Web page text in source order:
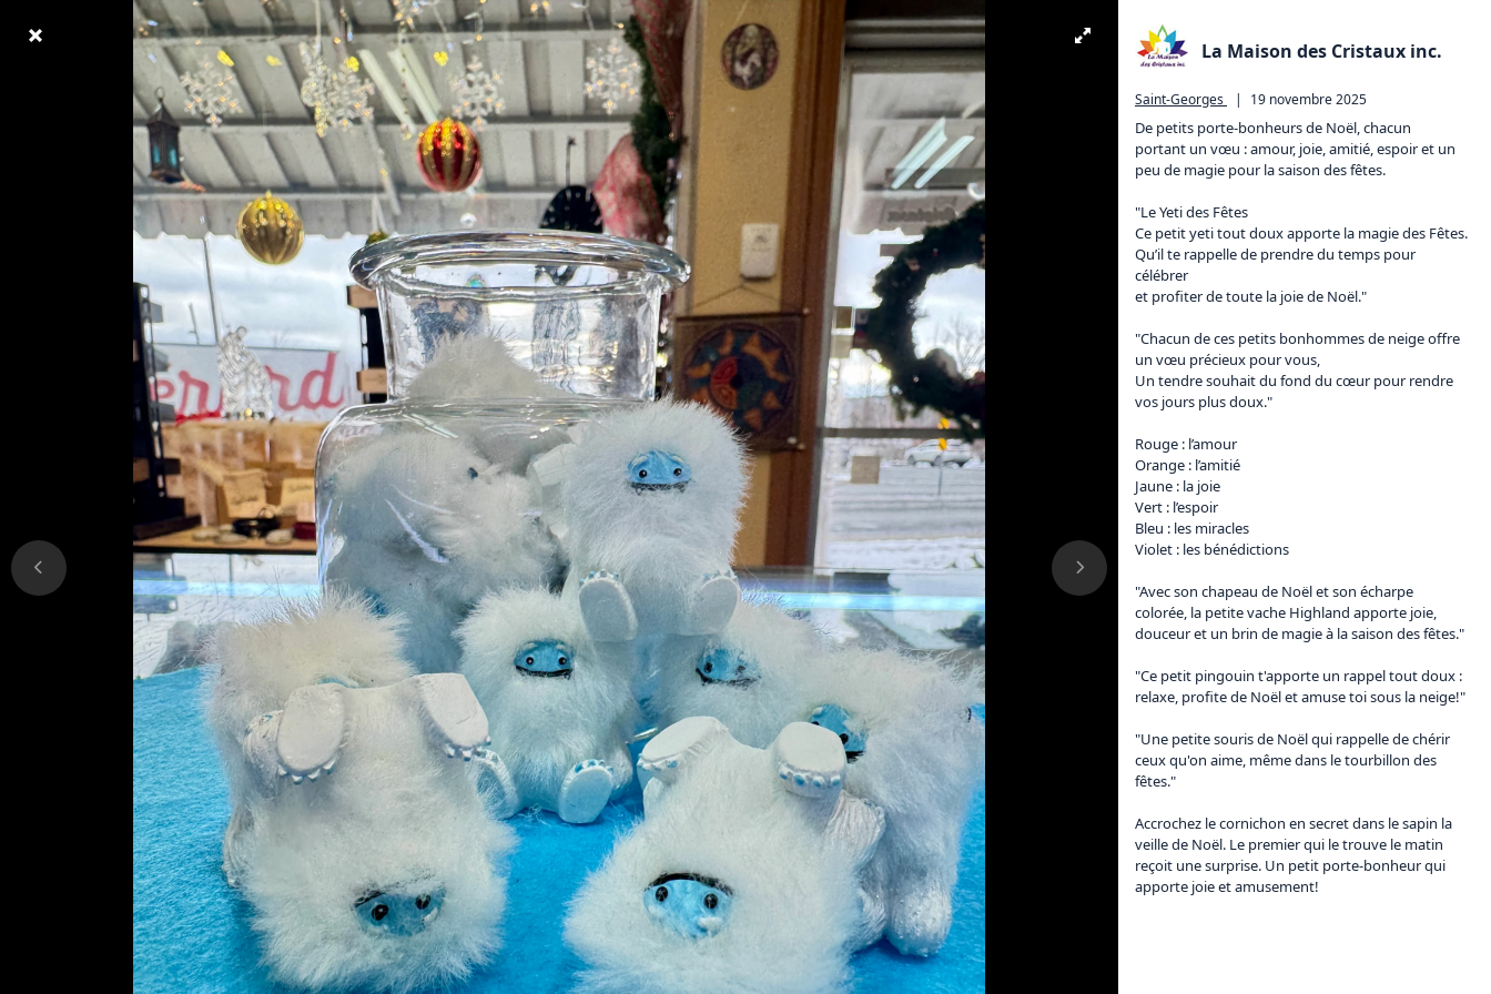
La Maison des Cristaux inc.
Saint-Georges | 19 novembre 2025
De petits porte-bonheurs de Noël, chacun
portant un vœu : amour, joie, amitié, espoir et un
peu de magie pour la saison des fêtes.
"Le Yeti des Fêtes
Ce petit yeti tout doux apporte la magie des Fêtes.
Qu’il te rappelle de prendre du temps pour
célébrer
et profiter de toute la joie de Noël."
"Chacun de ces petits bonhommes de neige offre
un vœu précieux pour vous,
Un tendre souhait du fond du cœur pour rendre
vos jours plus doux."
Rouge : l’amour
Orange : l’amitié
Jaune : la joie
Vert : l’espoir
Bleu : les miracles
Violet : les bénédictions
"Avec son chapeau de Noël et son écharpe
colorée, la petite vache Highland apporte joie,
douceur et un brin de magie à la saison des fêtes."
"Ce petit pingouin t'apporte un rappel tout doux :
relaxe, profite de Noël et amuse toi sous la neige!"
"Une petite souris de Noël qui rappelle de chérir
ceux qu'on aime, même dans le tourbillon des
fêtes."
Accrochez le cornichon en secret dans le sapin la
veille de Noël. Le premier qui le trouve le matin
reçoit une surprise. Un petit porte-bonheur qui
apporte joie et amusement!